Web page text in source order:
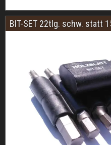
BIT-SET 22tlg. schw. statt